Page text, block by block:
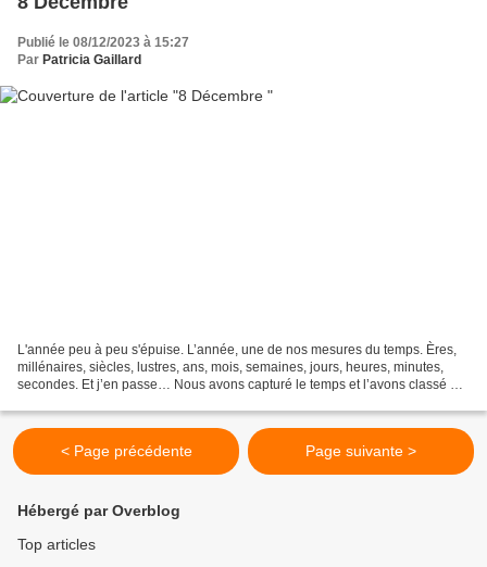
Publié le 08/12/2023 à 15:27
Par Patricia Gaillard
L'année peu à peu s'épuise. L’année, une de nos mesures du temps. Ères,
millénaires, siècles, lustres, ans, mois, semaines, jours, heures, minutes,
secondes. Et j’en passe… Nous avons capturé le temps et l’avons classé en
< Page précédente Page suivante >
Hébergé par Overblog
Top articles